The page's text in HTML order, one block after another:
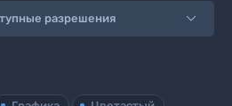
разрешения